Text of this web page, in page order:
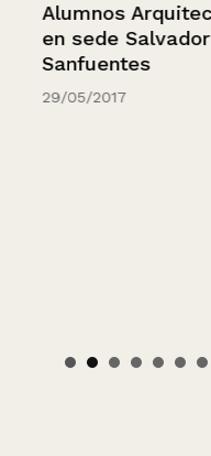
Alumnos Arquitectura
en sede Salvador
Sanfuentes
29/05/2017